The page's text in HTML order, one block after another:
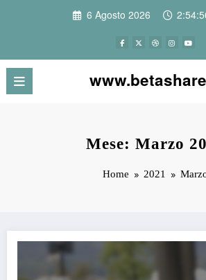
6 Agosto 2026
Mese: Marzo
Home 2021